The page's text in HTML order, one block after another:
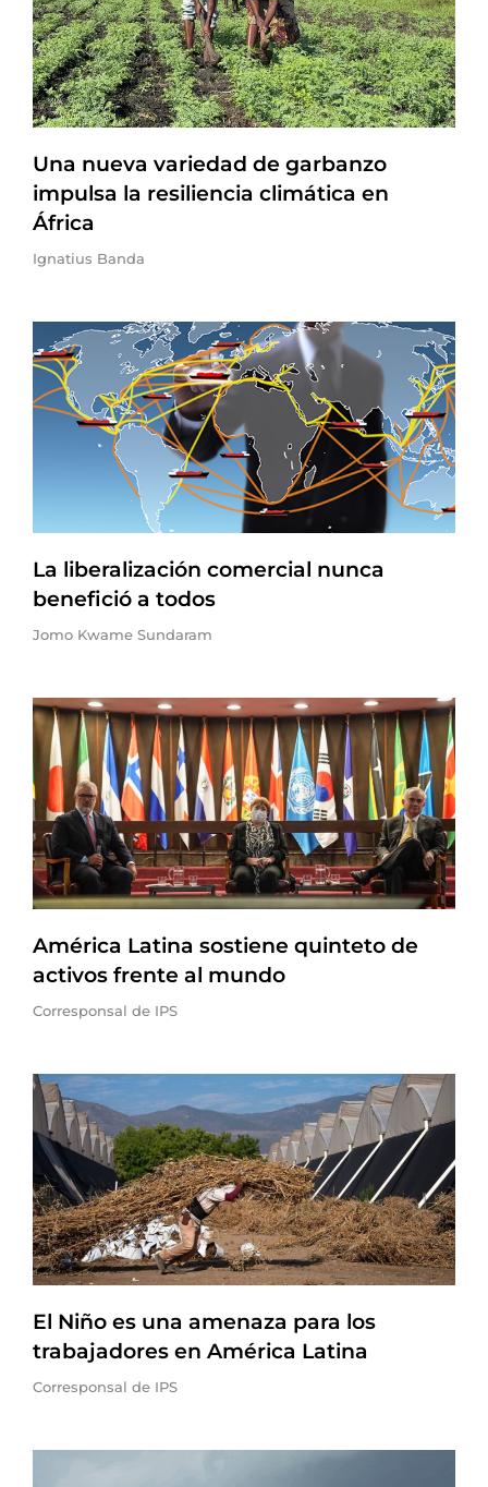
Una nueva variedad de garbanzo
impulsa la resiliencia climática en
África
Ignatius Banda
La liberalización comercial nunca
benefició a todos
Jomo Kwame Sundaram
América Latina sostiene quinteto de
activos frente al mundo
Corresponsal de IPS
El Niño es una amenaza para los
trabajadores en América Latina
Corresponsal de IPS